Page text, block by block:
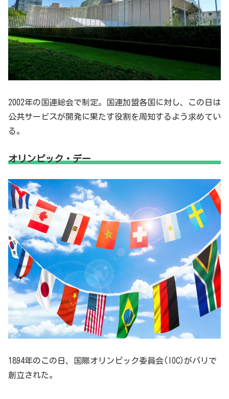
2002年の国連総会で制定。国連加盟各国に対し、この日は
公共サービスが開発に果たす役割を周知するよう求めてい
る。
オリンピック・デー
1894年のこの日、国際オリンピック委員会(IOC)がパリで
創立された。